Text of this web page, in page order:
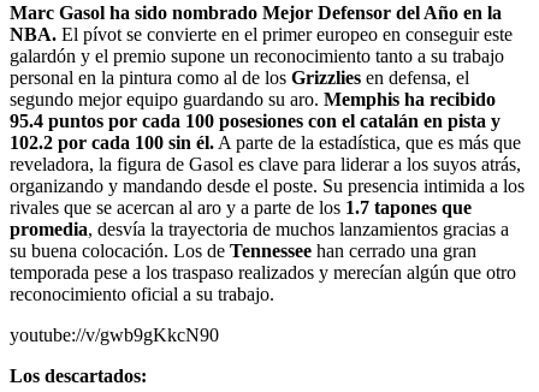
Marc Gasol ha sido nombrado Mejor Defensor del Año en la
NBA. El pívot se convierte en el primer europeo en conseguir este
galardón y el premio supone un reconocimiento tanto a su trabajo
personal en la pintura como al de los Grizzlies en defensa, el
segundo mejor equipo guardando su aro. Memphis ha recibido
95.4 puntos por cada 100 posesiones con el catalán en pista y
102.2 por cada 100 sin él. A parte de la estadística, que es más que
reveladora, la figura de Gasol es clave para liderar a los suyos atrás,
organizando y mandando desde el poste. Su presencia intimida a los
rivales que se acercan al aro y a parte de los 1.7 tapones que
promedia, desvía la trayectoria de muchos lanzamientos gracias a
su buena colocación. Los de Tennessee han cerrado una gran
temporada pese a los traspaso realizados y merecían algún que otro
reconocimiento oficial a su trabajo.
youtube://v/gwb9gKkcN90
Los descartados: